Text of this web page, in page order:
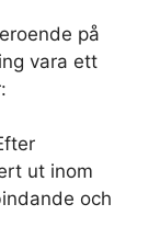
på
vara ett
ut inom
och